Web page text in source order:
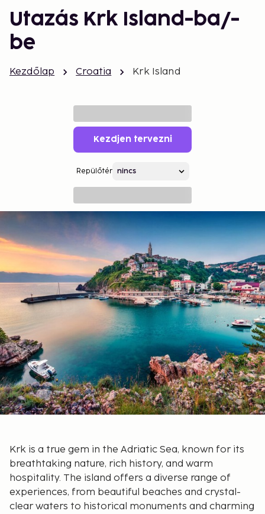
Utazás Krk Island-ba/-
be
Kezdőlap Croatia Krk Island
Kezdjen tervezni
Repülőtér
Krk is a true gem in the Adriatic Sea, known for its
breathtaking nature, rich history, and warm
hospitality. The island offers a diverse range of
experiences, from beautiful beaches and crystal-
clear waters to historical monuments and charming